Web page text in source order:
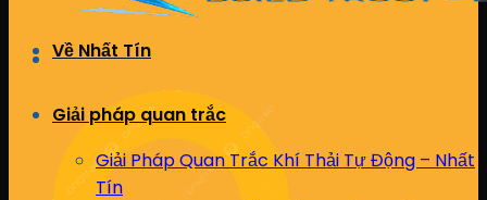
Về Nhất Tín
Giải pháp quan trắc
Giải Pháp Quan Trắc Khí Thải Tự Động – Nhất
Tín